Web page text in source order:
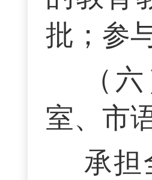
批；参
（
室、市
承担